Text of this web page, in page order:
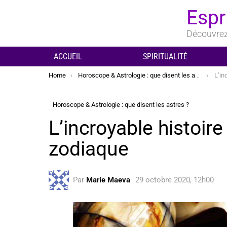
ACCUEIL SPIRITUALITÉ
You are here:
Home Horoscope & Astrologie : que disent les astres ?
Horoscope & Astrologie : que disent les astres ?
L’incroyable
zodiaque
Par Marie Maeva 29 octobre 2020, 12h00